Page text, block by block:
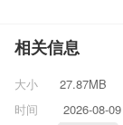
相关信息
大小
27.87MB
时间
2026-08-